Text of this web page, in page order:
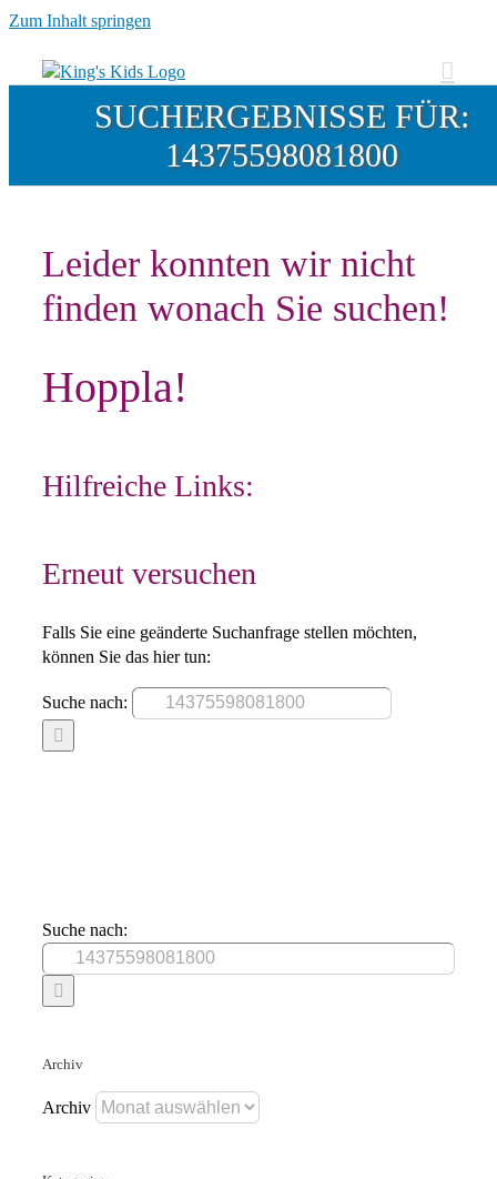
Zum Inhalt springen
SUCHERGEBNISSE FÜR:
14375598081800
Leider konnten wir nicht
finden wonach Sie suchen!
Hoppla!
Hilfreiche Links:
Erneut versuchen
Falls Sie eine geänderte Suchanfrage stellen möchten,
können Sie das hier tun:
Suche nach:
Suche nach:
Archiv
Archiv